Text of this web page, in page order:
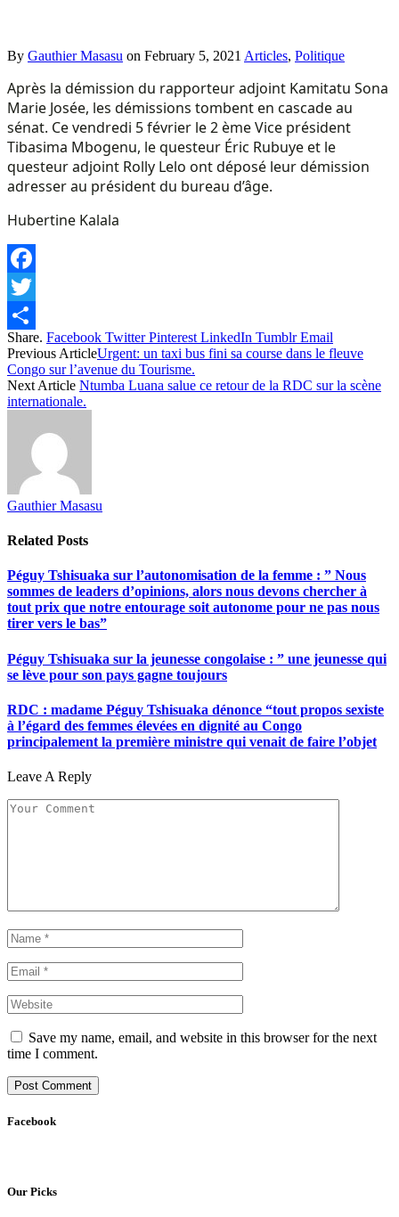
By Gauthier Masasu on February 5, 2021 Articles, Politique
Après la démission du rapporteur adjoint Kamitatu Sona
Marie Josée, les démissions tombent en cascade au
sénat. Ce vendredi 5 février le 2 ème Vice président
Tibasima Mbogenu, le questeur Éric Rubuye et le
questeur adjoint Rolly Lelo ont déposé leur démission
adresser au président du bureau d’âge.
Hubertine Kalala
Facebook
Twitter
Share
Share. Facebook Twitter Pinterest LinkedIn Tumblr Email
Previous ArticleUrgent: un taxi bus fini sa course dans le fleuve
Congo sur l’avenue du Tourisme.
Next Article Ntumba Luana salue ce retour de la RDC sur la scène
internationale.
Gauthier Masasu
Related Posts
Péguy Tshisuaka sur l’autonomisation de la femme : ” Nous
sommes de leaders d’opinions, alors nous devons chercher à
tout prix que notre entourage soit autonome pour ne pas nous
tirer vers le bas”
Péguy Tshisuaka sur la jeunesse congolaise : ” une jeunesse qui
se lève pour son pays gagne toujours
RDC : madame Péguy Tshisuaka dénonce “tout propos sexiste
à l’égard des femmes élevées en dignité au Congo
principalement la première ministre qui venait de faire l’objet
Leave A Reply
Save my name, email, and website in this browser for the next
time I comment.
Facebook
Our Picks